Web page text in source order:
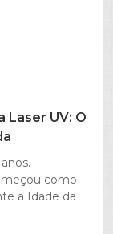
Laser UV: O
como
a Idade da